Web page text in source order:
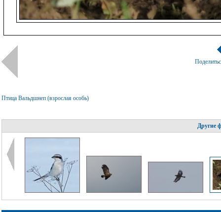
Птица Вальдшнеп (взрослая особь)
Другие